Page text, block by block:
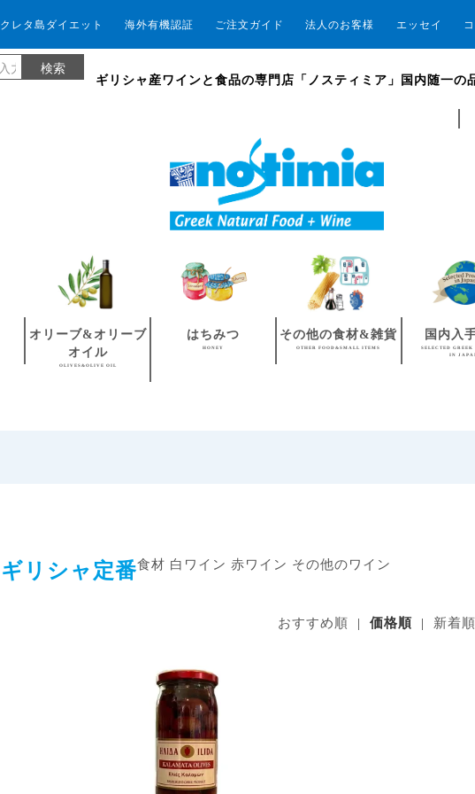
エッセイ
法人のお客様
ご注文ガイド
海外有機認証
クレタ島ダイエット
ギリシャ産ワインと食品の専門店「ノスティミア」国内随一
オリーブ&オリーブ
オイル
OLIVES&OLIVE OIL
はちみつ
HONEY
その他の食材&雑貨
OTHER FOOD&SMALL ITEMS
国内入
SELECTED GREEK
IN
ギリシャ定番食材 白ワイン 赤ワイン その他のワイン
おすすめ順 | 価格順 | 新着順